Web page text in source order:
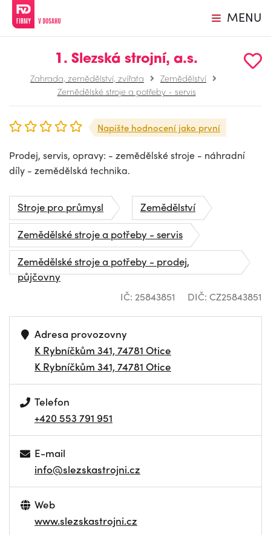
MENU
1. Slezská strojní, a.s.
Zahrada, zemědělství, zvířata
Zemědělství
Zemědělské stroje a potřeby - servis
Napište hodnocení jako první
Prodej, servis, opravy: - zemědělské stroje - náhradní
díly - zemědělská technika.
Stroje pro průmysl
Zemědělství
Zemědělské stroje a potřeby - servis
Zemědělské stroje a potřeby - prodej,
půjčovny
IČ: 25843851 DIČ: CZ25843851
Adresa provozovny
K Rybníčkům 341, 74781 Otice
K Rybníčkům 341, 74781 Otice
Telefon
+420 553 791 951
E-mail
info@slezskastrojni.cz
Web
www.slezskastrojni.cz